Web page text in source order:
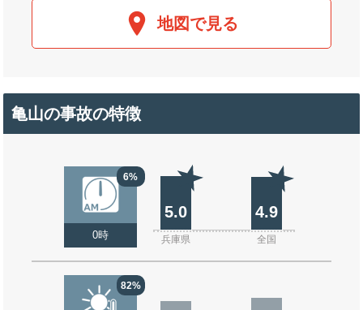
地図で見る
亀山の事故の特徴
6%
0時
5.0 4.9
兵庫県 全国
82%